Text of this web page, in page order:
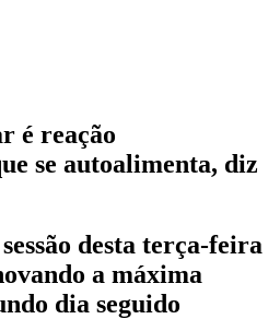
é reação
se autoalimenta, diz
desta terça-feira
a máxima
dia seguido